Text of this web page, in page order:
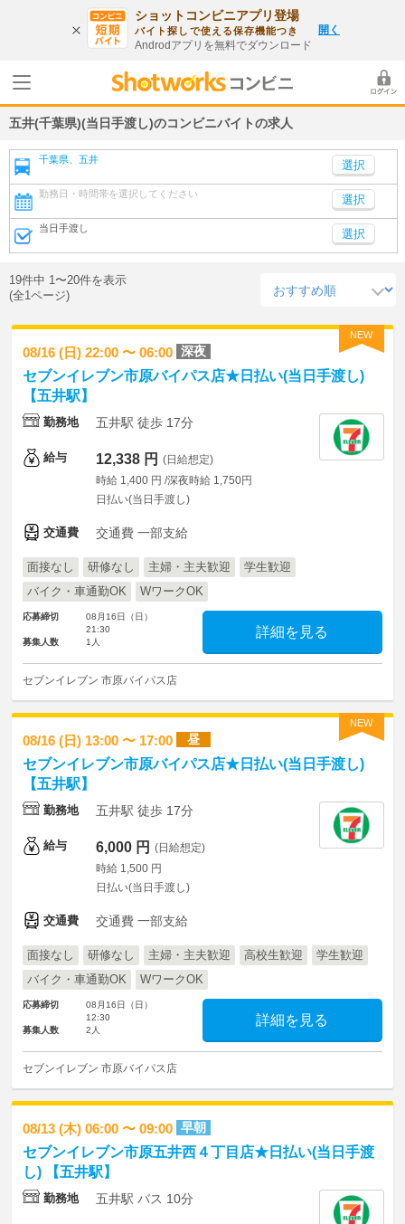
ショットコンビニアプリ登場
バイト探しで使える保存機能つき
Androdアプリを無料でダウンロード
開く
五井(千葉県)(当日手渡し)のコンビニバイトの求人
千葉県、五井
勤務日・時間帯を選択してください 選択
当日手渡し 選択
19件中 1〜20件を表示
(全1ページ)
NEW
08/16 (日) 22:00 〜 06:00 深夜
セブンイレブン市原バイパス店★日払い(当日手渡し)
【五井駅】
勤務地 五井駅 徒歩 17分
給与 12,338 円 (日給想定)
時給 1,400 円 /深夜時給 1,750円
日払い(当日手渡し)
交通費 交通費 一部支給
面接なし 研修なし 主婦・主夫歓迎
学生歓迎
バイク・車通勤OK
WワークOK
応募締切
08月16日（日）
21:30
募集人数
1人
詳細を見る
セブンイレブン 市原バイパス店
NEW
08/16 (日) 13:00 〜 17:00 昼
セブンイレブン市原バイパス店★日払い(当日手渡し)
【五井駅】
勤務地 五井駅 徒歩 17分
給与 6,000 円 (日給想定)
時給 1,500 円
日払い(当日手渡し)
交通費 交通費 一部支給
面接なし 研修なし 主婦・主夫歓迎 高校生歓迎
学生歓迎
バイク・車通勤OK
WワークOK
応募締切
08月16日（日）
12:30
募集人数
2人
詳細を見る
セブンイレブン 市原バイパス店
08/13 (木) 06:00 〜 09:00 早朝
セブンイレブン市原五井西４丁目店★日払い(当日手渡
し) 【五井駅】
勤務地 五井駅 バス 10分